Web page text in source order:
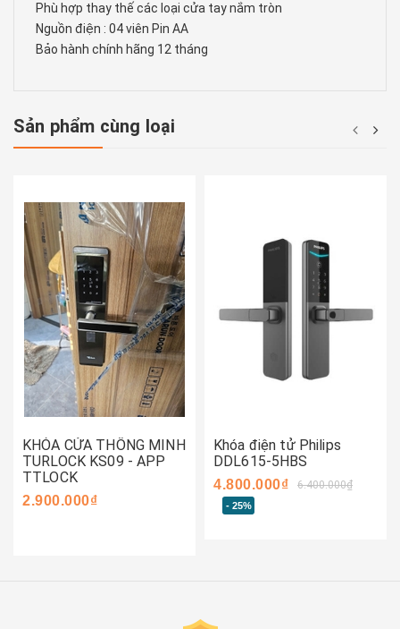
Phù hợp thay thế các loại cửa tay nắm tròn
Nguồn điện : 04 viên Pin AA
Bảo hành chính hãng 12 tháng
Sản phẩm cùng loại
KHÓA CỬA THÔNG MINH
TURLOCK KS09 - APP
TTLOCK
2.900.000₫
Khóa điện tử Philips
DDL615-5HBS
4.800.000₫ 6.400.000₫
- 25%